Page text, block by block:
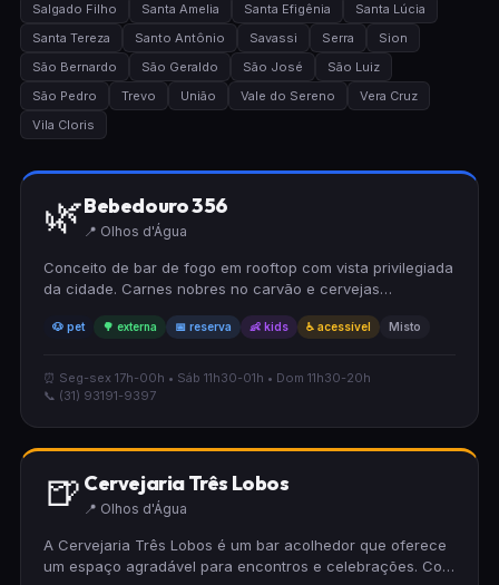
Salgado Filho
Santa Amelia Santa Efigênia
Santa Lúcia
Santa Tereza
Santo Antônio Savassi Serra
Sion
São Bernardo
São Geraldo São José
São Luiz
São Pedro
Trevo União Vale do Sereno
Vera Cruz
Vila Cloris
🌿Bebedouro 356
📍 Olhos d'Água
Conceito de bar de fogo em rooftop com vista privilegiada
da cidade. Carnes nobres no carvão e cervejas
🐶 pet 🌳 externa 📅 reserva 👶 kids ♿ acessível Misto
⏰ Seg-sex 17h-00h • Sáb 11h30-01h • Dom 11h30-20h
📞 (31) 93191-9397
🍺 Cervejaria Três Lobos
📍 Olhos d'Água
A Cervejaria Três Lobos é um bar acolhedor que oferece
um espaço agradável para encontros e celebrações. Com